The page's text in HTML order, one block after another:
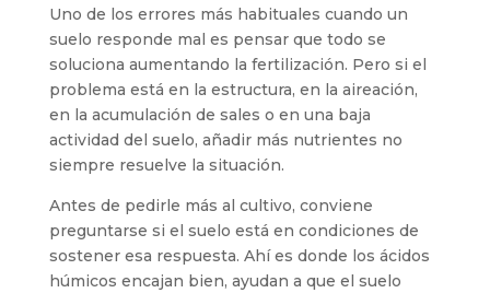
Uno de los errores más habituales cuando un
suelo responde mal es pensar que todo se
soluciona aumentando la fertilización. Pero si el
problema está en la estructura, en la aireación,
en la acumulación de sales o en una baja
actividad del suelo, añadir más nutrientes no
siempre resuelve la situación.
Antes de pedirle más al cultivo, conviene
preguntarse si el suelo está en condiciones de
sostener esa respuesta. Ahí es donde los ácidos
húmicos encajan bien, ayudan a que el suelo